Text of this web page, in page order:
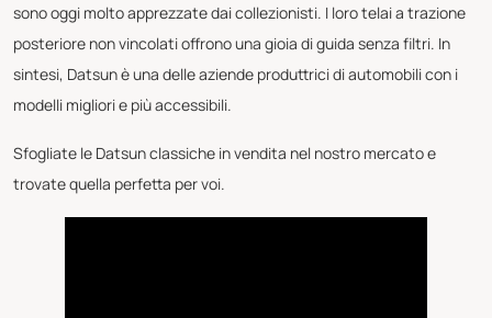
sono oggi molto apprezzate dai collezionisti. I loro telai a trazione
posteriore non vincolati offrono una gioia di guida senza filtri. In
sintesi, Datsun è una delle aziende produttrici di automobili con i
modelli migliori e più accessibili.
Sfogliate le Datsun classiche in vendita nel nostro mercato e
trovate quella perfetta per voi.